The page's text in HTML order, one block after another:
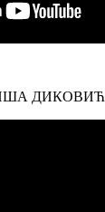
ДИКОВИЋ